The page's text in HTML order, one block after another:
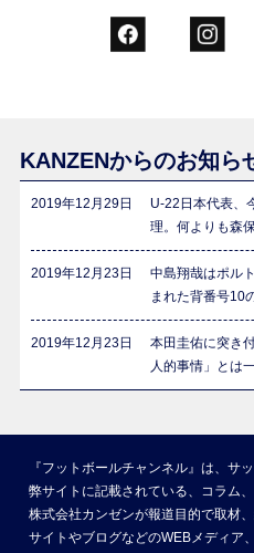
KANZENからのお知ら
2019年12月29日
U-22日本代表、
理。何よりも森
2019年12月23日
中島翔哉はポル
まれた背番号10
2019年12月23日
本田圭佑に突き
人的事情」とは
『フットボールチャンネル』は、サ
弊サイトに記載されている、コラム
株式会社カンゼンが報道目的で取材
サイトやブログなどのWEBメディア